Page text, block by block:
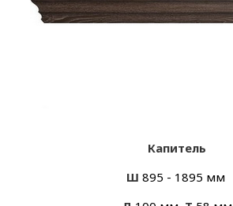
Капитель
Ш 895 - 1895 мм